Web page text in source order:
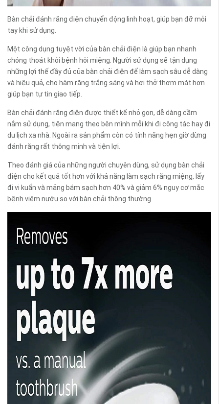
Bàn chải đánh răng điện chuyển động linh hoạt, giúp bạn đỡ mỏi
tay khi sử dụng.
Một công dụng tuyệt vời của bàn chải điện là giúp bạn nhanh
chóng thoát khỏi bệnh hôi miệng. Người sử dụng sẽ tận dụng
những lợi thế đầy đủ của bàn chải điện để làm sạch sâu dễ dàng
và hiệu quả, cho hàm răng trắng sáng và hơi thở thơm mát hơn
giúp bạn tự tin giao tiếp.
Bàn chải đánh răng điện được thiết kế nhỏ gọn, dễ dàng cầm
nắm sử dụng, tiện mang theo bên mình mỗi khi đi công tác hay đi
du lịch xa nhà. Ngoài ra sản phẩm còn có tính năng hẹn giờ dừng
đánh răng rất thông minh và tiện lợi.
Theo đánh giá của những người chuyên dùng, sử dụng bàn chải
điện cho kết quả tốt hơn với khả năng làm sạch răng miệng, lấy
đi vi kuẩn và mảng bám sạch hơn 40% và giảm 6% nguy cơ mắc
bệnh viêm nướu so với bàn chải thông thường.